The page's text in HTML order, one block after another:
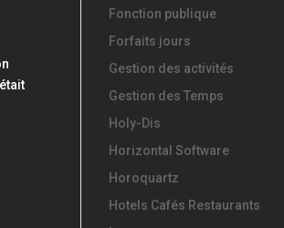
Fonction publique
Forfaits jours
Gestion des activités
Gestion des Temps
Holy-Dis
Horizontal Software
Horoquartz
Hotels Cafés Restaurants